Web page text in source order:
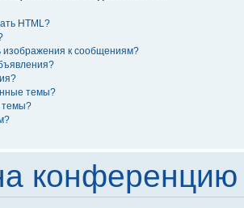
HTML?
изображения к сообщениям?
темы?
темы?
конференцию